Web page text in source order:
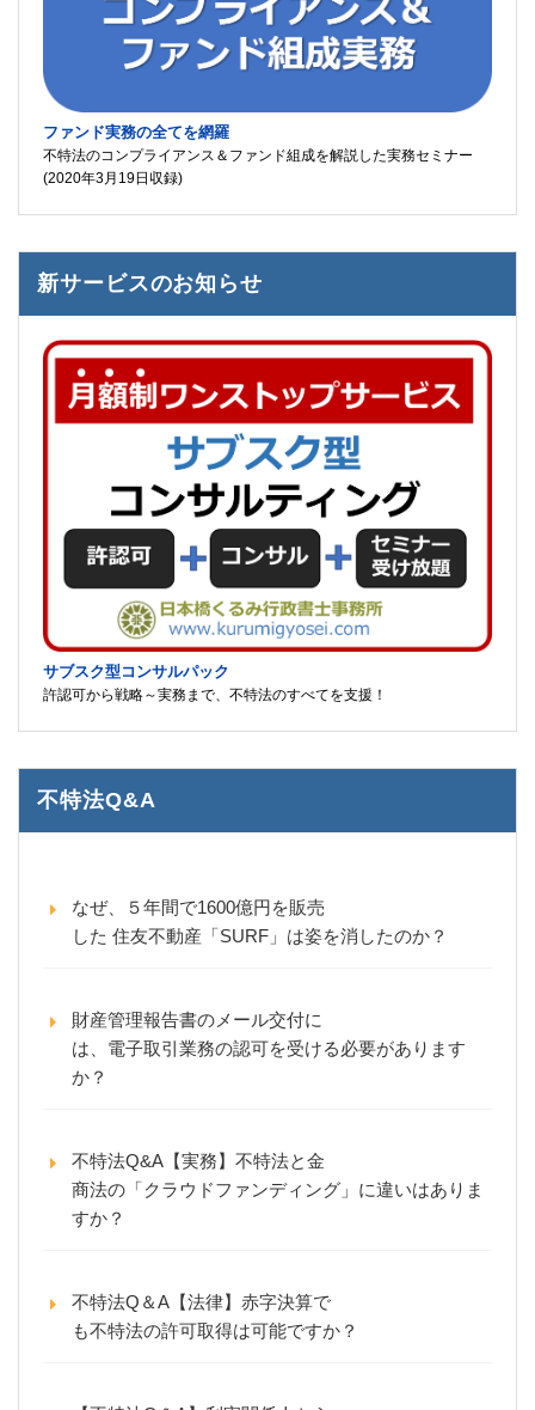
ファンド実務の全てを網羅
不特法のコンプライアンス＆ファンド組成を解説した実務セミナー
(2020年3月19日収録)
新サービスのお知らせ
サブスク型コンサルパック
許認可から戦略～実務まで、不特法のすべてを支援！
不特法Q&A
なぜ、５年間で1600億円を販売
した 住友不動産「SURF」は姿を消したのか？
財産管理報告書のメール交付に
は、電子取引業務の認可を受ける必要があります
か？
不特法Q&A【実務】不特法と金
商法の「クラウドファンディング」に違いはありま
すか？
不特法Q＆A【法律】赤字決算で
も不特法の許可取得は可能ですか？